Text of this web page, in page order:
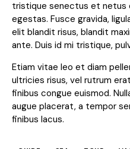
tristique senectus et netus
egestas. Fusce gravida,
elit blandit risus, blandit
ante. Duis id mi tristique,
Etiam vitae leo et diam
ultricies risus, vel rutrum
finibus congue euismod.
augue placerat, a tempor
finibus lacus.